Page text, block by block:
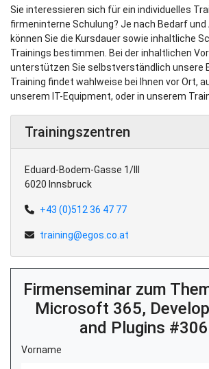
Sie interessieren sich für ein individuelles
firmeninterne Schulung? Je nach Bedarf
können Sie die Kursdauer sowie inhaltliche
Trainings bestimmen. Bei der inhaltlichen
unterstützen Sie selbstverständlich unsere
Training findet wahlweise bei Ihnen vor Ort,
unserem IT-Equipment, oder in unserem
Trainingszentren
Eduard-Bodem-Gasse 1/III
6020 Innsbruck
+43 (0)512 36 47 77
training@egos.co.at
Firmenseminar zum
Microsoft 365,
and Plugins
Vorname